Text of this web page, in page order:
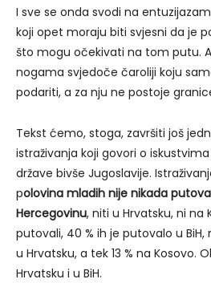
I sve se onda svodi na
koji opet moraju biti svjesni da je
što mogu očekivati na tom putu.
nogama svjedoče čaroliji koju
podariti, a za nju ne postoje
Tekst ćemo, stoga, završiti još
istraživanja koji govori o
države bivše Jugoslavije.
polovina mladih nije nikada
Hercegovinu, niti u Hrvatsku, ni na
putovali, 40 % ih je putovalo u
u Hrvatsku, a tek 13 % na Kosovo.
Hrvatsku i u BiH.